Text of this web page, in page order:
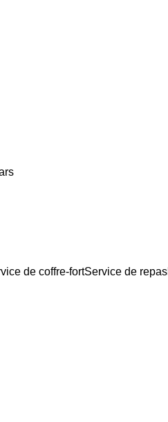
de coffre-fortService de repas